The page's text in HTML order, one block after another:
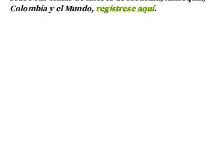
Colombia y el Mundo,regístrese aquí.